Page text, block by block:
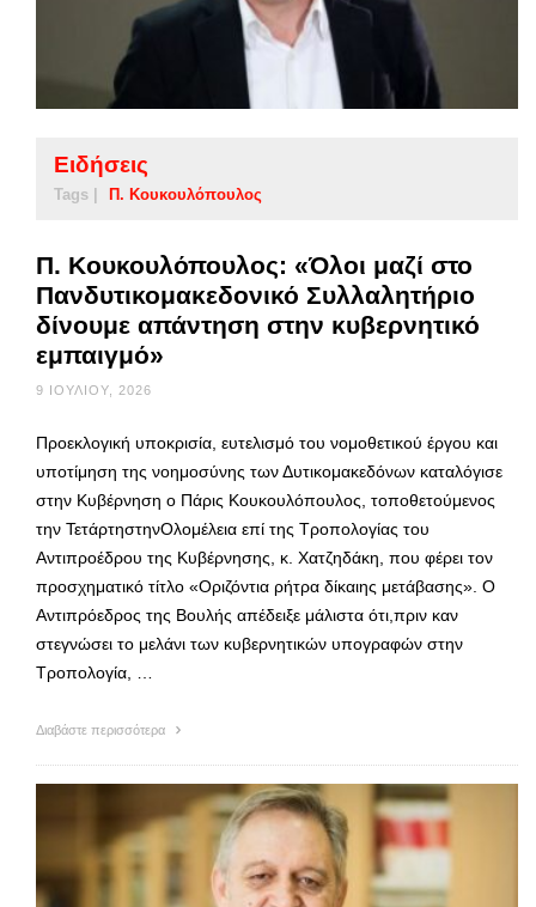
Ειδήσεις
Tags | Π. Κουκουλόπουλος
Π. Κουκουλόπουλος: «Όλοι μαζί στο
Πανδυτικομακεδονικό Συλλαλητήριο
δίνουμε απάντηση στην κυβερνητικό
εμπαιγμό»
9 ΙΟΥΛΊΟΥ, 2026
Προεκλογική υποκρισία, ευτελισμό του νομοθετικού έργου και
υποτίμηση της νοημοσύνης των Δυτικομακεδόνων καταλόγισε
στην Κυβέρνηση ο Πάρις Κουκουλόπουλος, τοποθετούμενος
την ΤετάρτηστηνΟλομέλεια επί της Τροπολογίας του
Αντιπροέδρου της Κυβέρνησης, κ. Χατζηδάκη, που φέρει τον
προσχηματικό τίτλο «Οριζόντια ρήτρα δίκαιης μετάβασης». Ο
Αντιπρόεδρος της Βουλής απέδειξε μάλιστα ότι,πριν καν
στεγνώσει το μελάνι των κυβερνητικών υπογραφών στην
Τροπολογία, …
Διαβάστε περισσότερα